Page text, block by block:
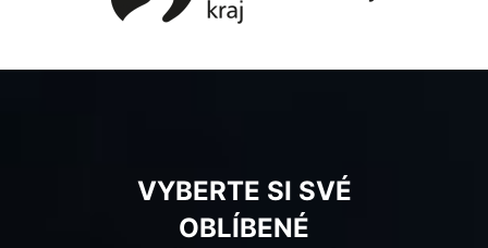
VYBERTE SI SVÉ
OBLÍBENÉ